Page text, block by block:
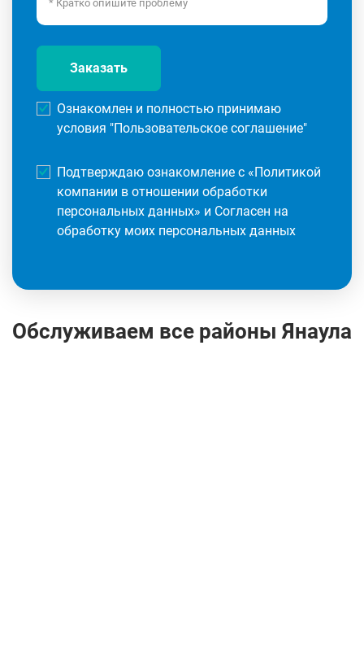
Заказать
Ознакомлен и полностью принимаю
условия "Пользовательское соглашение"
Подтверждаю ознакомление с «Политикой
компании в отношении обработки
персональных данных» и Согласен на
обработку моих персональных данных
Обслуживаем все районы Янаула